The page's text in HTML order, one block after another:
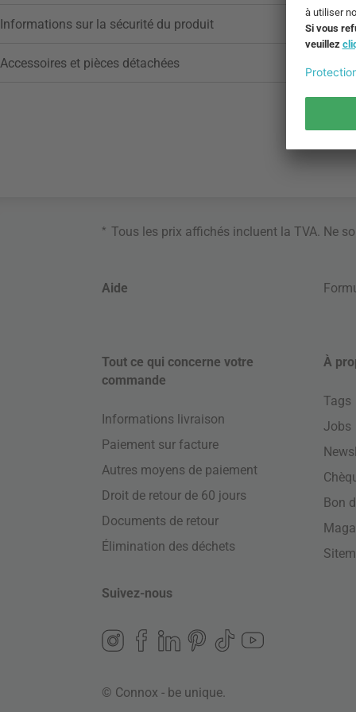
Informations sur la sécurité du produit
Accessoires et pièces détachées
* Tous les prix affichés incluent la TVA. Ne
Aide
Tout ce qui concerne votre
commande
Informations livraison
Paiement sur facture
Autres moyens de paiement
Droit de retour de 60 jours
Documents de retour
Élimination des déchets
À
Tags
Jobs
Bon
Suivez-nous
© Connox - be unique.